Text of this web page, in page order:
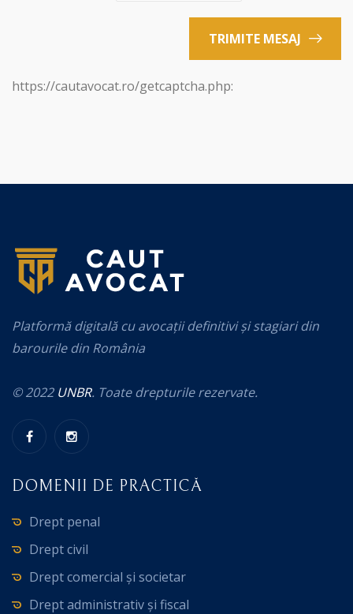
TRIMITE MESAJ
https://cautavocat.ro/getcaptcha.php:
Platformă digitală cu avocații definitivi și stagiari din
barourile din România
© 2022 UNBR. Toate drepturile rezervate.
DOMENII DE PRACTICĂ
Drept penal
Drept civil
Drept comercial și societar
Drept administrativ și fiscal